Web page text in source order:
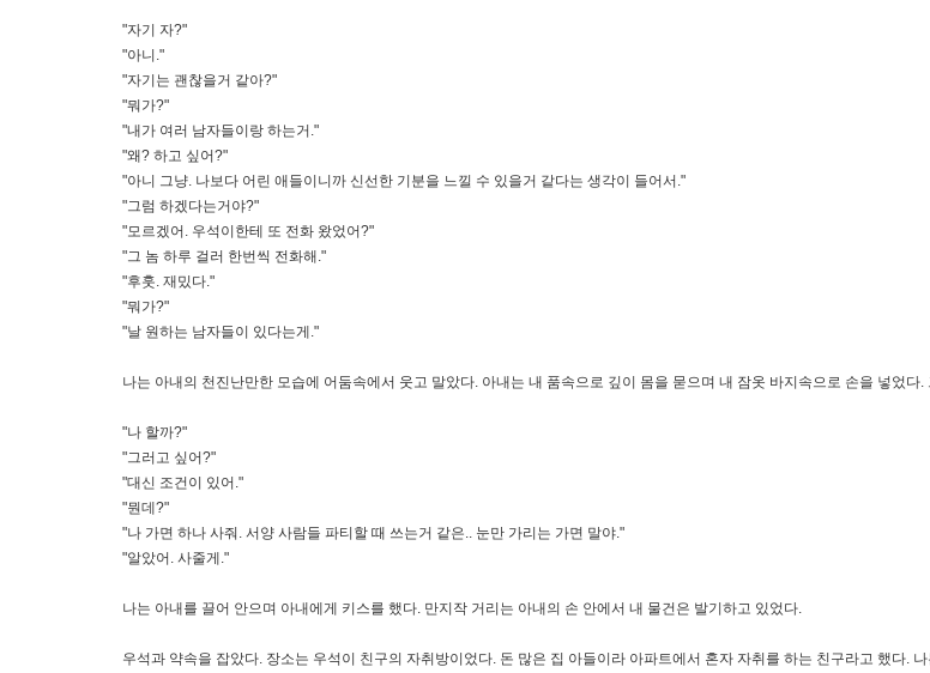
"자기 자?"
"아니."
"자기는 괜찮을거 같아?"
"뭐가?"
"내가 여러 남자들이랑 하는거."
"왜? 하고 싶어?"
"아니 그냥. 나보다 어린 애들이니까 신선한 기분을 느낄 수 있을거 같다는 생각이 들어서."
"그럼 하겠다는거야?"
"모르겠어. 우석이한테 또 전화 왔었어?"
"그 놈 하루 걸러 한번씩 전화해."
"후훗. 재밌다."
"뭐가?"
"날 원하는 남자들이 있다는게."
나는 아내의 천진난만한 모습에 어둠속에서 웃고 말았다. 아내는 내 품속으로 깊이 몸을 묻으며 내 잠옷 바지속으로 손을 넣었
"나 할까?"
"그러고 싶어?"
"대신 조건이 있어."
"뭔데?"
"나 가면 하나 사줘. 서양 사람들 파티할 때 쓰는거 같은.. 눈만 가리는 가면 말야."
"알았어. 사줄게."
나는 아내를 끌어 안으며 아내에게 키스를 했다. 만지작 거리는 아내의 손 안에서 내 물건은 발기하고 있었다.
우석과 약속을 잡았다. 장소는 우석이 친구의 자취방이었다. 돈 많은 집 아들이라 아파트에서 혼자 자취를 하는 친구라고 했다.